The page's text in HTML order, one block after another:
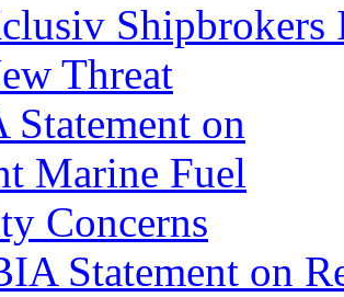
Shipbrokers
Threat
Statement on